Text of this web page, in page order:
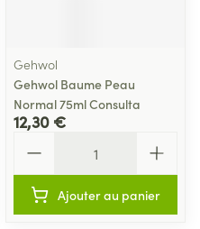
Gehwol
Gehwol Baume Peau
Normal 75ml Consulta
12,30 €
Ajouter au panier